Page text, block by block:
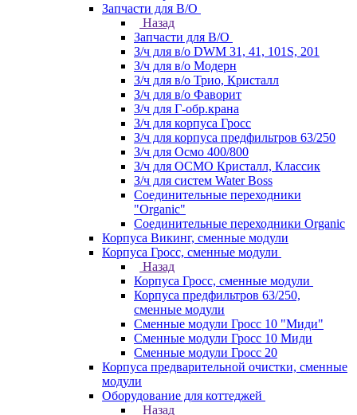
Запчасти для В/О
Назад
Запчасти для В/О
З/ч для в/о DWM 31, 41, 101S, 201
З/ч для в/о Модерн
З/ч для в/о Трио, Кристалл
З/ч для в/о Фаворит
З/ч для Г-обр.крана
З/ч для корпуса Гросс
З/ч для корпуса предфильтров 63/250
З/ч для Осмо 400/800
З/ч для ОСМО Кристалл, Классик
З/ч для систем Water Boss
Соединительные переходники
"Organic"
Соединительные переходники Organic
Корпуса Викинг, сменные модули
Корпуса Гросс, сменные модули
Назад
Корпуса Гросс, сменные модули
Корпуса предфильтров 63/250,
сменные модули
Сменные модули Гросс 10 "Миди"
Сменные модули Гросс 10 Миди
Сменные модули Гросс 20
Корпуса предварительной очистки, сменные
модули
Оборудование для коттеджей
Назад